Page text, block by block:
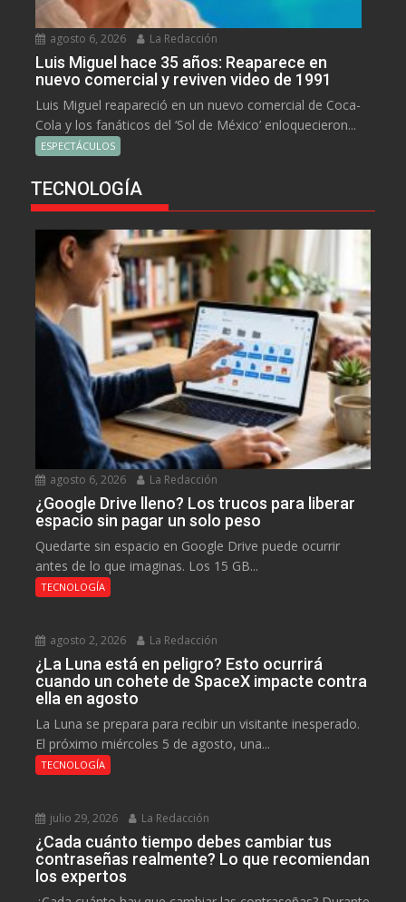
agosto 6, 2026 La Redacción
Luis Miguel hace 35 años: Reaparece en
nuevo comercial y reviven video de 1991
Luis Miguel reapareció en un nuevo comercial de Coca-
Cola y los fanáticos del ‘Sol de México’ enloquecieron...
ESPECTÁCULOS
TECNOLOGÍA
agosto 6, 2026 La Redacción
¿Google Drive lleno? Los trucos para liberar
espacio sin pagar un solo peso
Quedarte sin espacio en Google Drive puede ocurrir
antes de lo que imaginas. Los 15 GB...
TECNOLOGÍA
agosto 2, 2026 La Redacción
¿La Luna está en peligro? Esto ocurrirá
cuando un cohete de SpaceX impacte contra
ella en agosto
La Luna se prepara para recibir un visitante inesperado.
El próximo miércoles 5 de agosto, una...
TECNOLOGÍA
julio 29, 2026 La Redacción
¿Cada cuánto tiempo debes cambiar tus
contraseñas realmente? Lo que recomiendan
los expertos